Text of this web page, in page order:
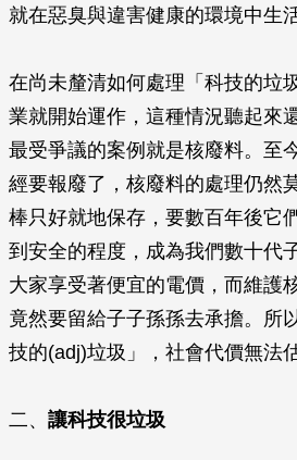
就在惡臭與違害健康的環境中生
在尚未釐清如何處理「科技的垃
業就開始運作，這種情況聽起來
最受爭議的案例就是核廢料。至
經要報廢了，核廢料的處理仍然
棒只好就地保存，要數百年後它
到安全的程度，成為我們數十代
大家享受著便宜的電價，而維護
竟然要留給子子孫孫去承擔。所
技的(adj)垃圾」，社會代價無法
二、 讓科技很垃圾